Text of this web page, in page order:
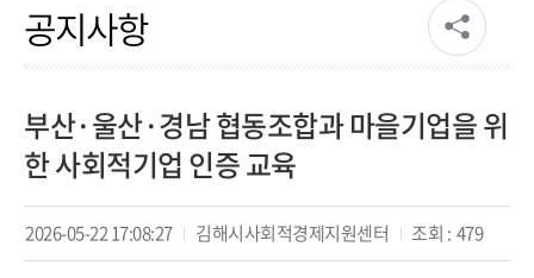
공지사항
부산·울산·경남 협동조합과 마을기업을 위
한 사회적기업 인증 교육
2026-05-22 17:08:27 김해시사회적경제지원센터 조회 : 479